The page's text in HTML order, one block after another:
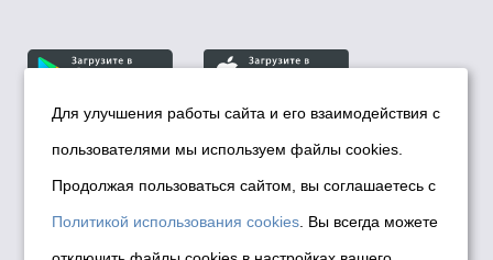
© Департамент информационной политики мэрии
города Новосибирска, 2026
Политика использования Cookies
Политика по обработке персональных
Для улучшения работы сайта и его взаимодействия с
пользователями мы используем файлы cookies.
Продолжая пользоваться сайтом, вы соглашаетесь с
Политикой использования cookies . Вы всегда можете